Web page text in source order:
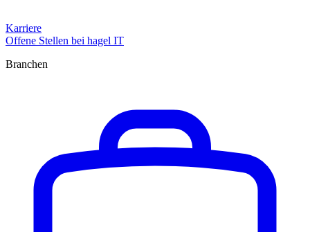
Karriere
Offene Stellen bei hagel IT
Branchen